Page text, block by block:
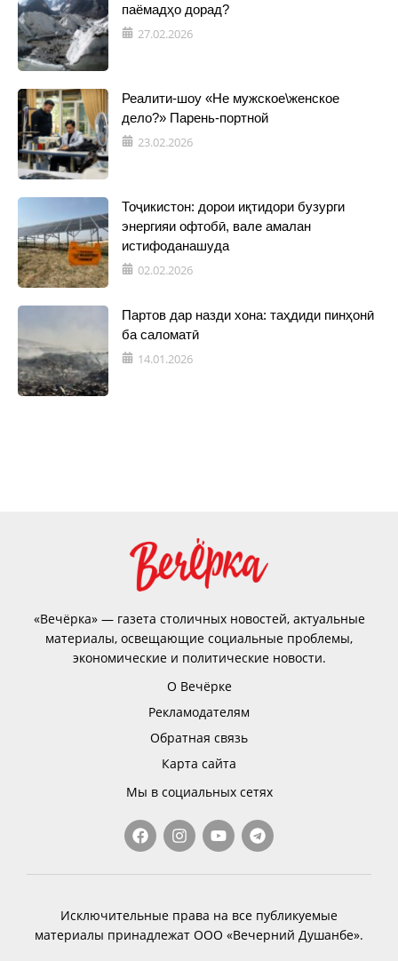
паёмадҳо дорад?
27.02.2026
Реалити-шоу «Не мужское\женское
дело?» Парень-портной
23.02.2026
Тоҷикистон: дорои иқтидори бузурги
энергияи офтобӣ, вале амалан
истифоданашуда
02.02.2026
Партов дар назди хона: таҳдиди пинҳонӣ
ба саломатӣ
14.01.2026
«Вечёрка» — газета столичных новостей, актуальные
материалы, освещающие социальные проблемы,
экономические и политические новости.
О Вечёрке
Рекламодателям
Обратная связь
Карта сайта
Мы в социальных сетях
Исключительные права на все публикуемые
материалы принадлежат ООО «Вечерний Душанбе».